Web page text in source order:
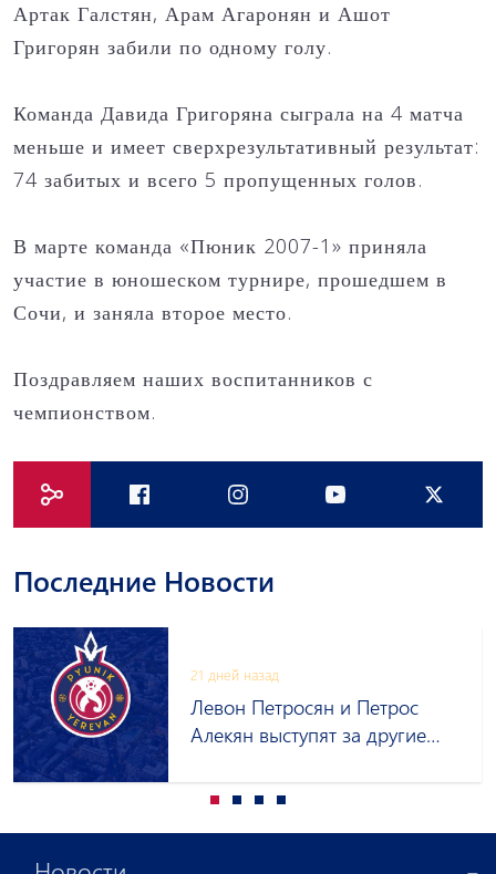
Артак Галстян, Арам Агаронян и Ашот
Григорян забили по одному голу.
Команда Давида Григоряна сыграла на 4 матча
меньше и имеет сверхрезультативный результат:
74 забитых и всего 5 пропущенных голов.
В марте команда «Пюник 2007-1» приняла
участие в юношеском турнире, прошедшем в
Сочи, и заняла второе место.
Поздравляем наших воспитанников с
чемпионством.
Последние Новости
21 дней назад
Левон Петросян и Петрос
Алекян выступят за другие